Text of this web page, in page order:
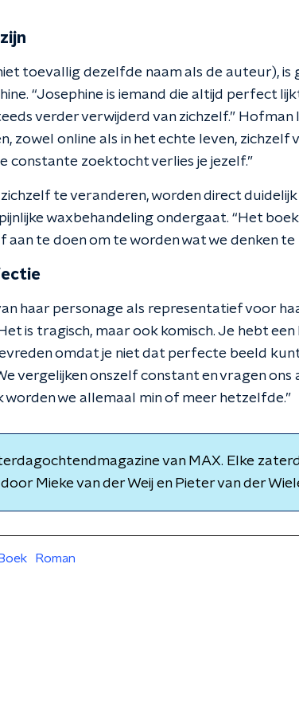
toevallig dezelfde naam als de auteur), is
“Josephine is iemand die altijd perfect
verder verwijderd van zichzelf.”
zowel online als in het echte leven,
constante zoektocht verlies je jezelf.”
te veranderen, worden direct
waxbehandeling ondergaat. “Het
aan te doen om te worden wat we denken te
haar personage als representatief voor
is tragisch, maar ook komisch. Je hebt een
omdat je niet dat perfecte beeld
vergelijken onszelf constant en vragen
worden we allemaal min of meer hetzelfde.”
van MAX. Elke
Mieke van der Weij en Pieter van der
Boek Roman